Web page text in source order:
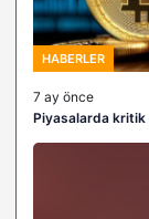
HABERLER
7 ay önce
Piyasalarda kritik